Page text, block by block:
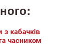
з кабачків
часником